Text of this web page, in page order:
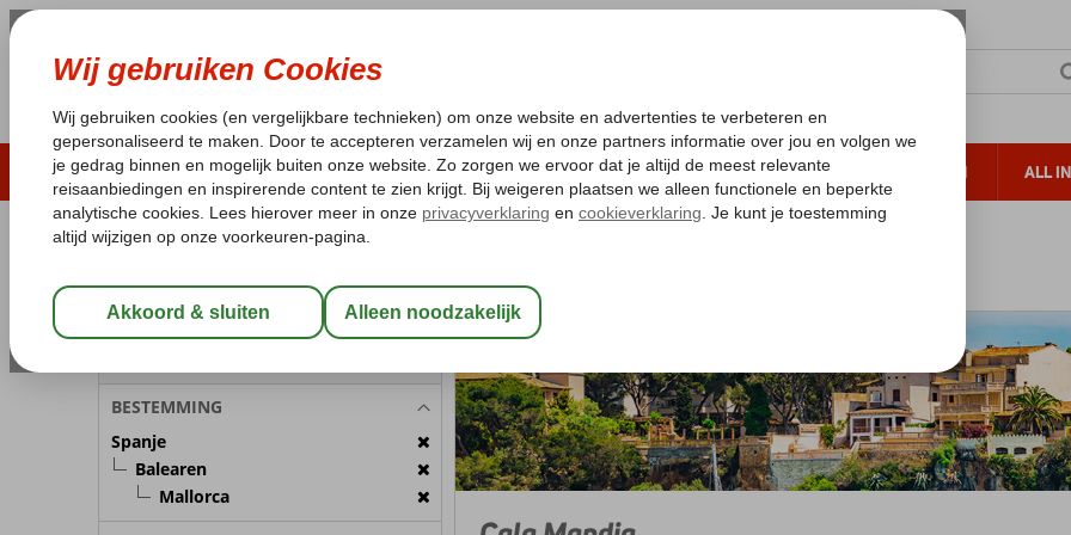
ZOMER 2026 LAST MINUTES WINTERZON ZONVAKANTIES VERRE REIZEN ALL
Laagsteprijsgarantie* Geen fueltoeslag Gratis annuleren*
REISGEZELSCHAP
Kamer 1: 2 Personen
BESTEMMING
Spanje
Balearen
Mallorca
Home
Spanje Balearen